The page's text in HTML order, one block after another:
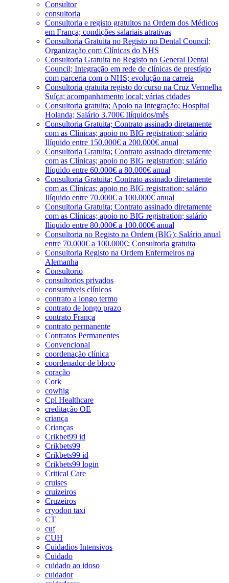
Consultor
consultoria
Consultoria e registo gratuitos na Ordem dos Médicos
em França; condições salariais atrativas
Consultoria Gratuita no Registo no Dental Council;
Organização com Clínicas do NHS
Consultoria Gratuita no Registo no General Dental
Council; Integração em rede de clínicas de prestígio
com parceria com o NHS; evolução na carreia
Consultoria gratuita registo do curso na Cruz Vermelha
Suíça; acompanhamento local; várias cidades
Consultoria gratuita; Apoio na Integração; Hospital
Holanda; Salário 3.700€ Ilíquidos/mês
Consultoria Gratuita; Contrato assinado diretamente
com as Clínicas; apoio no BIG registration; salário
Ilíquido entre 150.000€ a 200.000€ anual
Consultoria Gratuita; Contrato assinado diretamente
com as Clínicas; apoio no BIG registration; salário
Ilíquido entre 60.000€ a 80.000€ anual
Consultoria Gratuita; Contrato assinado diretamente
com as Clínicas; apoio no BIG registration; salário
Ilíquido entre 70.000€ a 100.000€ anual
Consultoria Gratuita; Contrato assinado diretamente
com as Clínicas; apoio no BIG registration; salário
Ilíquido entre 80.000€ a 100.000€ anual
Consultoria no Registo na Ordem (BIG); Salário anual
entre 70.000€ a 100.000€; Consultoria gratuita
Consultoria Registo na Ordem Enfermeiros na
Alemanha
Consultorio
consultorios privados
consumiveis clínicos
contrato a longo termo
contrato de longo prazo
contrato França
contrato permanente
Contratos Permanentes
Convencional
coordenação clínica
coordenador de bloco
coração
Cork
cowhig
Cpl Healthcare
creditação OE
criança
Crianças
Crikbet99 id
Crikbets99
Crikbets99 id
Crikbets99 login
Critical Care
cruises
cruizeiros
Cruzeiros
cryodon taxi
CT
cuf
CUH
Cuidadios Intensivos
Cuidado
cuidado ao idoso
cuidador